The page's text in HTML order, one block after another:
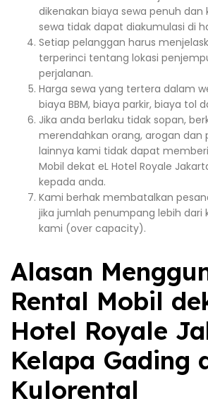
dikenakan biaya sewa penuh dan
sewa tidak dapat diakumulasi di
Setiap pelanggan harus
terperinci tentang lokasi
perjalanan.
Harga sewa yang tertera dalam
biaya BBM, biaya parkir, biaya tol
Jika anda berlaku tidak sopan,
merendahkan orang, arogan dan
lainnya kami tidak dapat
Mobil dekat eL Hotel Royale
kepada anda.
Kami berhak membatalkan
jika jumlah penumpang lebih dari
kami (over capacity).
Alasan
Rental Mobil
Hotel Royale
Kelapa Gading
Kulorental